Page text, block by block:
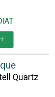
+
Quartz